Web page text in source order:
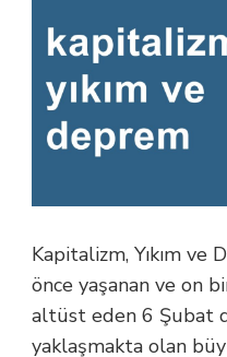
Kapitalizm, Yıkım ve
önce yaşanan ve on
altüst eden 6 Şubat
yaklaşmakta olan